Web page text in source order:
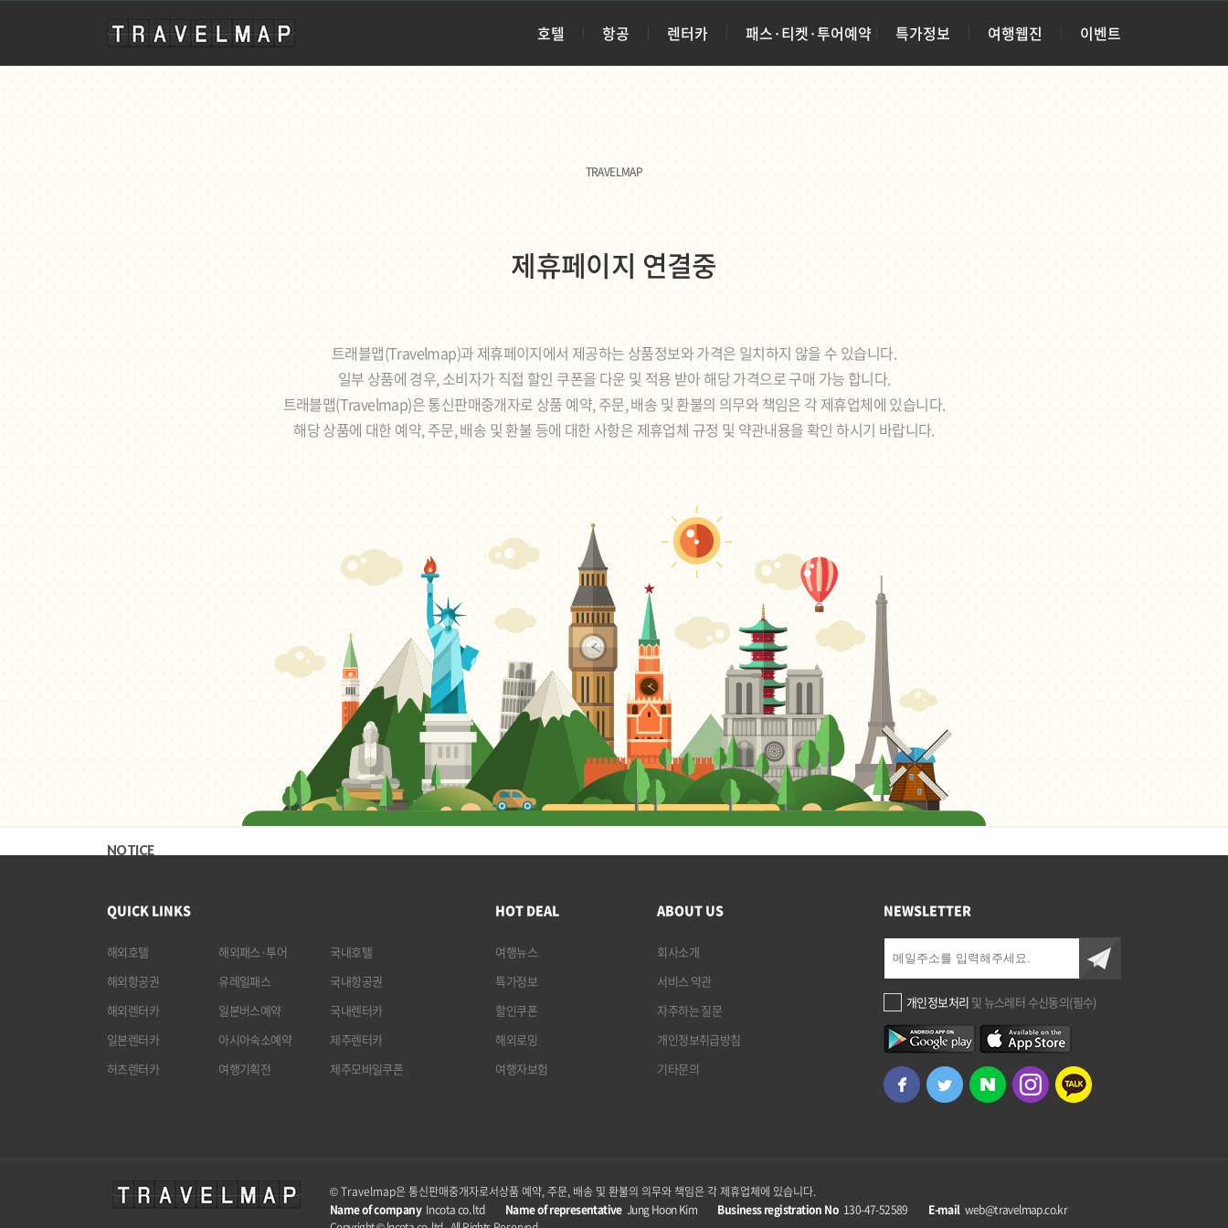
travelmap 호텔 항공 렌터카 패스·티켓·투어예약 특가정보 여행웹진 이벤트
TRAVELMAP
제휴페이지 연결중
트래블맵(Travelmap)과 제휴페이지에서 제공하는 상품정보와 가격은 일치하지 않을 수 있습니다.
일부 상품에 경우, 소비자가 직접 할인 쿠폰을 다운 및 적용 받아 해당 가격으로 구매 가능 합니다.
트래블맵(Travelmap)은 통신판매중개자로 상품 예약, 주문, 배송 및 환불의 의무와 책임은 각 제휴업체에 있습니다.
해당 상품에 대한 예약, 주문, 배송 및 환불 등에 대한 사항은 제휴업체 규정 및 약관내용을 확인 하시기 바랍니다.
NOTICE
QUICK LINKS
해외호텔 해외패스·투어
국내호텔
해외항공권
유레일패스
국내항공권
해외렌터카
일본버스예약
국내렌터카
일본렌터카
아시아숙소예약
제주렌터카
허츠렌터카
여행기획전 제주모바일쿠폰
HOT DEAL
여행뉴스
특가정보
할인쿠폰
해외로밍
여행자보험
ABOUT US
회사소개
서비스 약관
자주하는 질문
개인정보취급방침
기타문의
NEWSLETTER
개인정보처리 및 뉴스레터 수신동의(필수)
© Travelmap은 통신판매중개자로서상품 예약, 주문, 배송 및 환불의 의무와 책임은 각 제휴업체에 있습니다.
Name of company Incota co. ltd Name of representative Jung Hoon Kim Business registration No 130-47-52589 E-mail web@travelmap.co.kr